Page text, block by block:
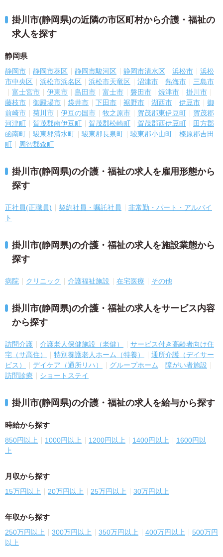
掛川市(静岡県)の近隣の市区町村から介護・福祉の
求人を探す
静岡県
静岡市 静岡市葵区 静岡市駿河区 静岡市清水区 浜松市
浜松
市中央区
浜松市浜名区 浜松市天竜区 沼津市 熱海市
三島市
富士宮市
伊東市 島田市 富士市 磐田市 焼津市
掛川市
藤枝市
御殿場市 袋井市 下田市 裾野市 湖西市 伊豆市
御
前崎市
菊川市 伊豆の国市 牧之原市 賀茂郡東伊豆町
賀茂郡
河津町
賀茂郡南伊豆町 賀茂郡松崎町 賀茂郡西伊豆町
田方郡
函南町
駿東郡清水町 駿東郡長泉町 駿東郡小山町
榛原郡吉田
町
周智郡森町
掛川市(静岡県)の介護・福祉の求人を雇用形態から
探す
正社員(正職員) 契約社員・嘱託社員
非常勤・パート・アルバイ
ト
掛川市(静岡県)の介護・福祉の求人を施設業態から
探す
病院 クリニック 介護福祉施設 在宅医療 その他
掛川市(静岡県)の介護・福祉の求人をサービス内容
から探す
訪問介護 介護老人保健施設（老健）
サービス付き高齢者向け住
宅（サ高住）
特別養護老人ホーム（特養）
通所介護（デイサー
ビス）
デイケア（通所リハ） グループホーム
障がい者施設
訪問診療
ショートステイ
掛川市(静岡県)の介護・福祉の求人を給与から探す
時給から探す
850円以上 1000円以上 1200円以上 1400円以上
1600円以
上
月収から探す
15万円以上 20万円以上 25万円以上 30万円以上
年収から探す
250万円以上 300万円以上 350万円以上 400万円以上
500万円
以上